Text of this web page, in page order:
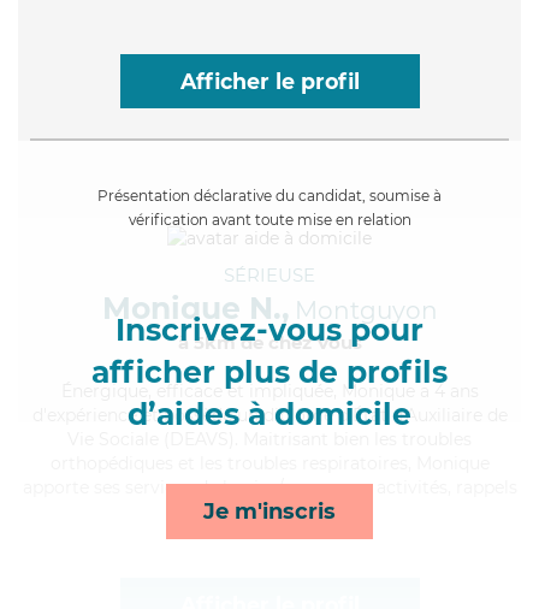
Afficher le profil
Présentation déclarative du candidat, soumise à
vérification avant toute mise en relation
Inscrivez-vous pour
afficher plus de profils
d’aides à domicile
Je m'inscris
SÉRIEUSE
Monique N., Montguyon
à 5km de chez Vous
, efficace et impliquée, Monique a 4 ans
d'expérience et possède un diplôme d'État d'Auxiliaire de
apporte ses services de lessive/repassage, activités, rappels
et lever/coucher*